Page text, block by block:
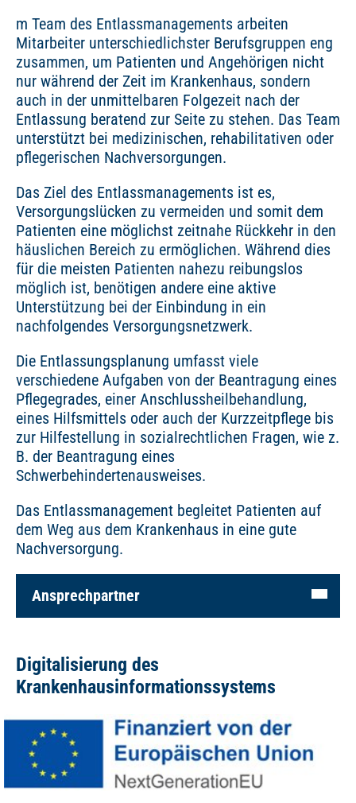
m Team des Entlassmanagements arbeiten
Mitarbeiter unterschiedlichster Berufsgruppen eng
zusammen, um Patienten und Angehörigen nicht
nur während der Zeit im Krankenhaus, sondern
auch in der unmittelbaren Folgezeit nach der
Entlassung beratend zur Seite zu stehen. Das Team
unterstützt bei medizinischen, rehabilitativen oder
pflegerischen Nachversorgungen.
Das Ziel des Entlassmanagements ist es,
Versorgungslücken zu vermeiden und somit dem
Patienten eine möglichst zeitnahe Rückkehr in den
häuslichen Bereich zu ermöglichen. Während dies
für die meisten Patienten nahezu reibungslos
möglich ist, benötigen andere eine aktive
Unterstützung bei der Einbindung in ein
nachfolgendes Versorgungsnetzwerk.
Die Entlassungsplanung umfasst viele
verschiedene Aufgaben von der Beantragung eines
Pflegegrades, einer Anschlussheilbehandlung,
eines Hilfsmittels oder auch der Kurzzeitpflege bis
zur Hilfestellung in sozialrechtlichen Fragen, wie z.
B. der Beantragung eines
Schwerbehindertenausweises.
Das Entlassmanagement begleitet Patienten auf
dem Weg aus dem Krankenhaus in eine gute
Nachversorgung.
Ansprechpartner
Digitalisierung des
Krankenhausinformationssystems